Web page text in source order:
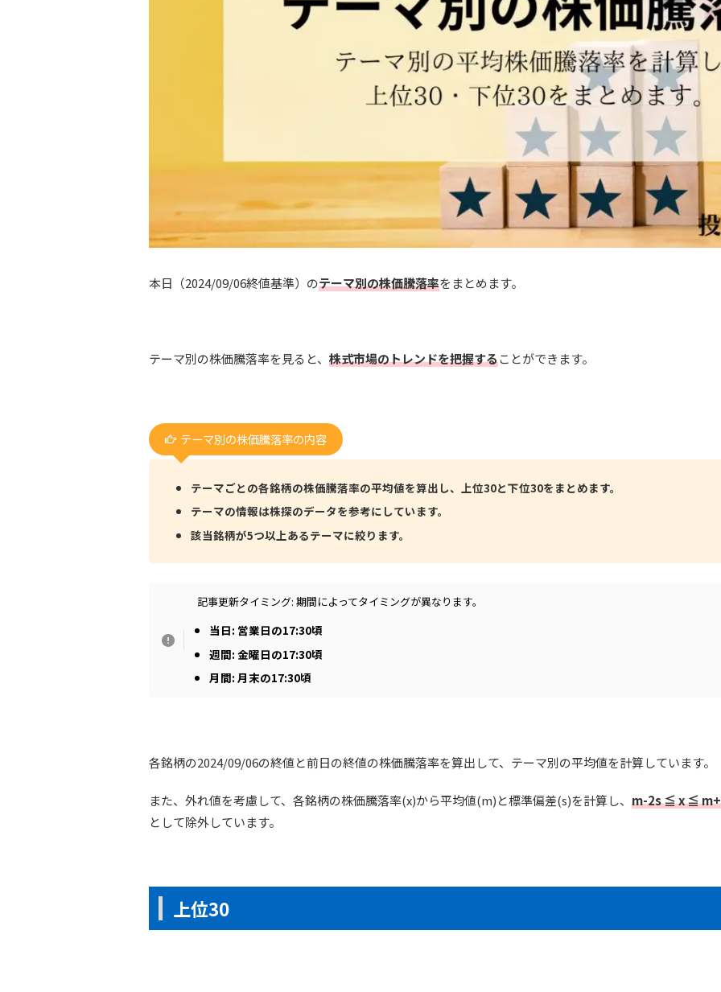
本日（2024/09/06終値基準）のテーマ別の株価騰落率をまとめます。
テーマ別の株価騰落率を見ると、 株式市場のトレンドを把握することができます。
テーマ別の株価騰落率の内容
テーマごとの各銘柄の株価騰落率の平均値を算出し、上位30と下位30をまとめます。
テーマの情報は株探のデータを参考にしています。
該当銘柄が5つ以上あるテーマに絞ります。
記事更新タイミング: 期間によってタイミングが異なります。
当日: 営業日の17:30頃
週間: 金曜日の17:30頃
月間: 月末の17:30頃
各銘柄の2024/09/06の終値と前日の終値の株価騰落率を算出して、テーマ別の平均値を計算しています。
また、外れ値を考慮して、各銘柄の株価騰落率(x)から平均値(m)と標準偏差(s)を計算し、 m-2s ≦ x ≦
として除外しています。
上位30